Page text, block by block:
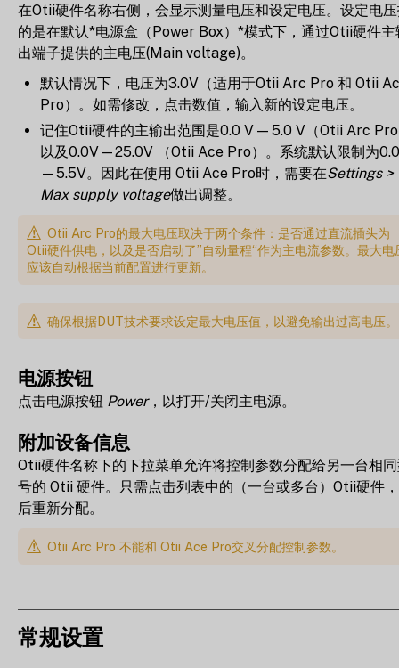
在Otii硬件名称右侧，会显示测量电压和设定电压。设定电
的是在默认*电源盒（Power Box）*模式下，通过Otii硬件主
出端子提供的主电压(Main voltage)。
默认情况下，电压为3.0V（适用于Otii Arc Pro 和 Otii
Pro）。如需修改，点击数值，输入新的设定电压。
记住Otii硬件的主输出范围是0.0 V — 5.0 V（Otii Arc
以及0.0V—25.0V （Otii Ace Pro）。系统默认限制为
—5.5V。因此在使用 Otii Ace Pro时，需要在Settings >
Max supply voltage做出调整。
Otii Arc Pro的最大电压取决于两个条件：是否通过直流插头为
Otii硬件供电，以及是否启动了”自动量程“作为主电流参数。最大电
应该自动根据当前配置进行更新。
确保根据DUT技术要求设定最大电压值，以避免输出过高电压。
电源按钮
点击电源按钮 Power，以打开/关闭主电源。
附加设备信息
Otii硬件名称下的下拉菜单允许将控制参数分配给另一台相
号的 Otii 硬件。只需点击列表中的（一台或多台）Otii硬件
后重新分配。
Otii Arc Pro 不能和 Otii Ace Pro交叉分配控制参数。
常规设置